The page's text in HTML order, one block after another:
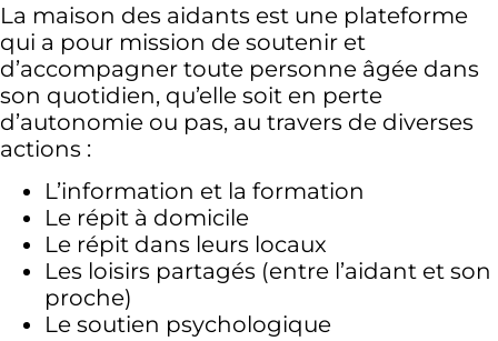
La maison des aidants est une plateforme
qui a pour mission de soutenir et
d’accompagner toute personne âgée dans
son quotidien, qu’elle soit en perte
d’autonomie ou pas, au travers de diverses
actions :
L’information et la formation
Le répit à domicile
Le répit dans leurs locaux
Les loisirs partagés (entre l’aidant et son
proche)
Le soutien psychologique